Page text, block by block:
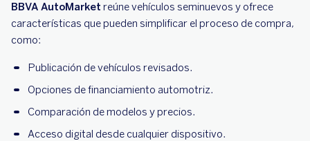
BBVA AutoMarket reúne vehículos seminuevos y ofrece
características que pueden simplificar el proceso de compra,
como:
Publicación de vehículos revisados.
Opciones de financiamiento automotriz.
Comparación de modelos y precios.
Acceso digital desde cualquier dispositivo.